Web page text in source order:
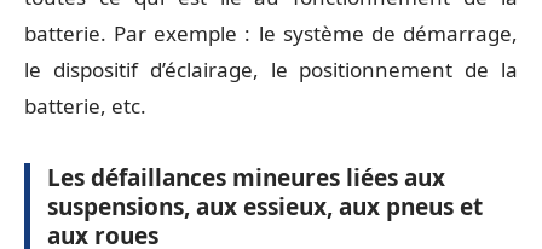
batterie. Par exemple : le système de démarrage,
le dispositif d’éclairage, le positionnement de la
batterie, etc.
Les défaillances mineures liées aux
suspensions, aux essieux, aux pneus et
aux roues